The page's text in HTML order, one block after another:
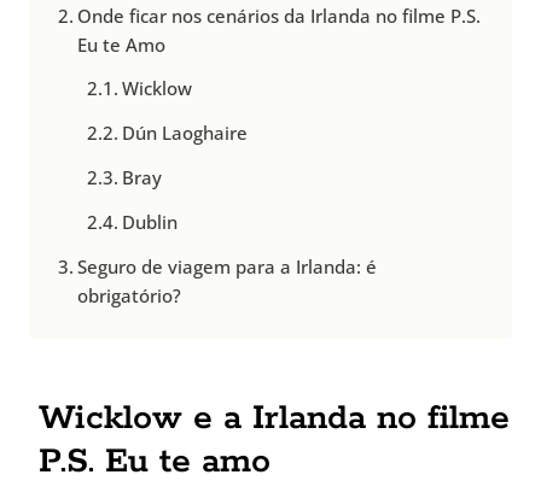
Onde ficar nos cenários da Irlanda no filme P.S.
Eu te Amo
Wicklow
Dún Laoghaire
Bray
Dublin
Seguro de viagem para a Irlanda: é
obrigatório?
Wicklow e a Irlanda no filme
P.S. Eu te amo